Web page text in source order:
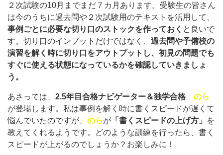
２次試験の10月までまだ７カ月あります。受験生の皆さん
は今のうちに過去問や２次試験用のテキストを活用して、
事例ごとに必要な切り口のストックを作っておく と良いで
す。切り口のインプットだけではなく、 過去問や予備校の
演習を解く時に切り口をアウトプットし、初見の問題でも
すぐに使える状態になっているかを確認していきましょ
う。
あさっては、 2.5年 目合格ナビゲーター＆独学合格 のら
が登場します。私は事例を解く時に書くスピードが遅くて
悩んでいたのですが、 のらが 「書くスピードの上げ方」
を
教えてくれるようです。どのような訓練を行ったら、書く
スピードが上がるのでしょうか？お楽しみに！